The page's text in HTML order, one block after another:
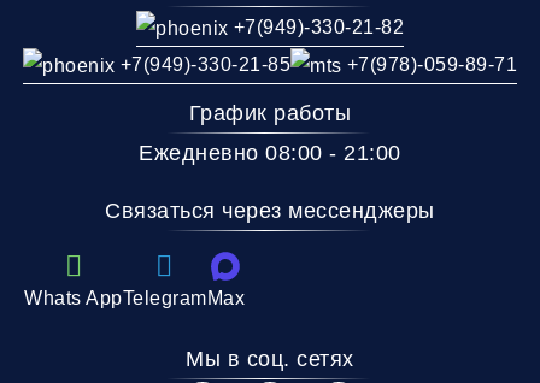
+7(949)-330-21-82
+7(949)-330-21-85
+7(978)-059-89-71
График работы
Ежедневно 08:00 - 21:00
Связаться через мессенджеры
Whats AppTelegramMax
Мы в соц. сетях